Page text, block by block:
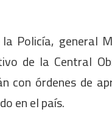
Policía, general
de la Central
con órdenes de
en el país.